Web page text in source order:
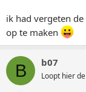
ik had vergeten
op te maken
B b07
Loopt hier